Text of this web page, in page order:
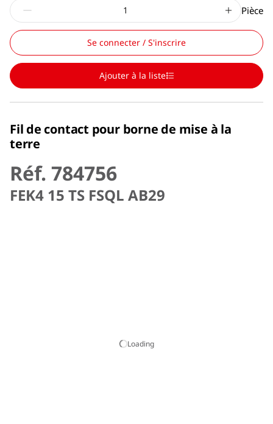
Pièce
Se connecter / S'inscrire
Ajouter à la liste
Fil de contact pour borne de mise à la
terre
Réf. 784756
FEK4 15 TS FSQL AB29
Loading